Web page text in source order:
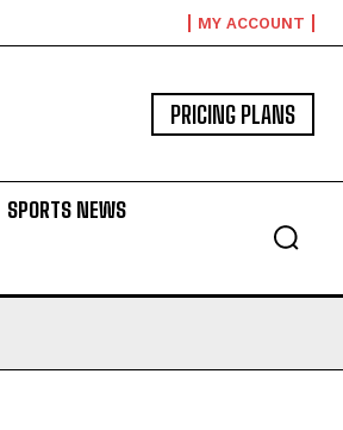
MY ACCOUNT
PRICING PLANS
SPORTS NEWS